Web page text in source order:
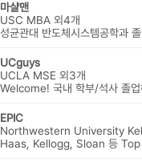
마샬맨
USC MBA 외4개
UCguys
UCLA MSE 외3개
EPIC
Northwestern University